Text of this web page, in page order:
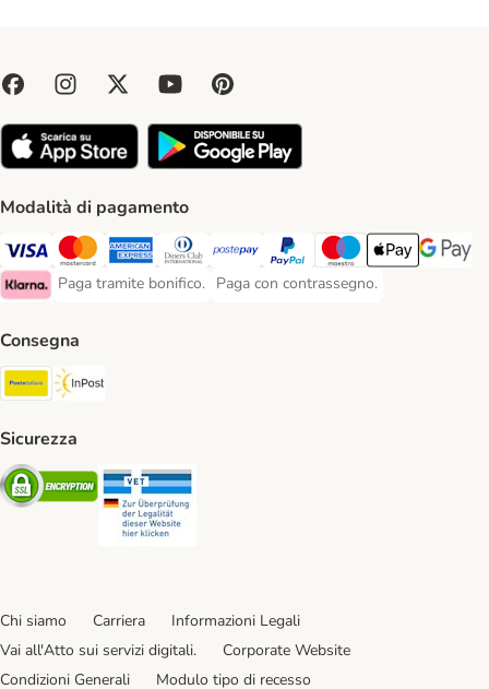
Modalità di pagamento
Paga con Visa. Payment Method
Paga con Mastercard. Payment Method
Paga con American Express. Payment Method
Paga con Diners Club. Payment Method
Paga con Postepay. Payment Method
Paga con PayPal. Payment
Paga con Maestro.
Apple PayGoogle
Klarna Payment Method
Paga tramite bonifico.
Paga tramite bonifico. Payment Method
Paga con contrassegno.
Paga con contrassegno. Payment
Consegna
Poste Italiane. Shipping Method
Sicurezza
Security
Chi siamo Carriera
Informazioni Legali
Vai all'Atto sui servizi digitali.
Corporate Website
Condizioni Generali
Modulo tipo di recesso